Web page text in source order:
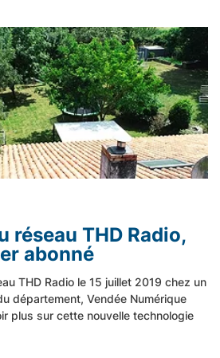
réseau THD Radio,
abonné
THD Radio le 15 juillet 2019 chez un
département, Vendée Numérique
plus sur cette nouvelle technologie